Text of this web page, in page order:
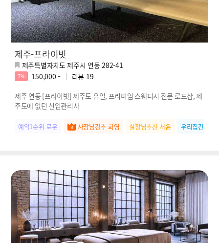
제주-프라이빗
제주특별자치도 제주시 연동 282-41
7% 150,000 ~ 리뷰 19
제주 연동 [프라이빗] 제주도 유일, 프리미엄 스웨디시 전문 로드샵, 제
주도에 없던 신입관리사
예약1순위 로운 사장님강추 화영 실장님추천 서윤 우리집간판 수